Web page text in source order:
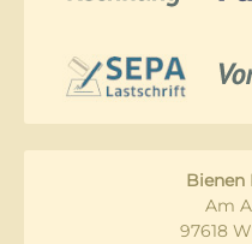
Bienen
Am
97618